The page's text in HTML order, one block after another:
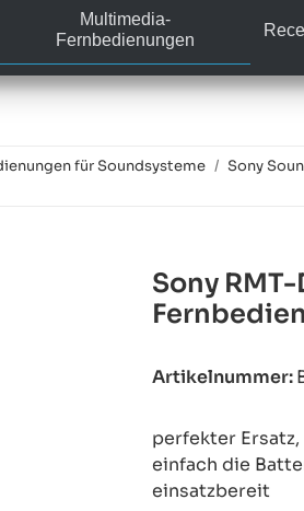
Multimedia-
Fernbedienungen
für Soundsysteme
Sony
Sony
Artikelnummer:
perfekter
einfach die
einsatzbereit